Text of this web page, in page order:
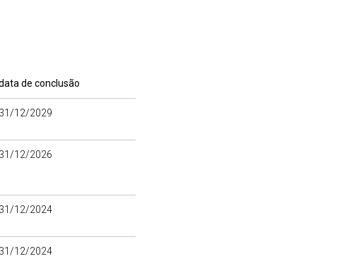
de conclusão
31/12/2029
31/12/2026
31/12/2024
31/12/2024